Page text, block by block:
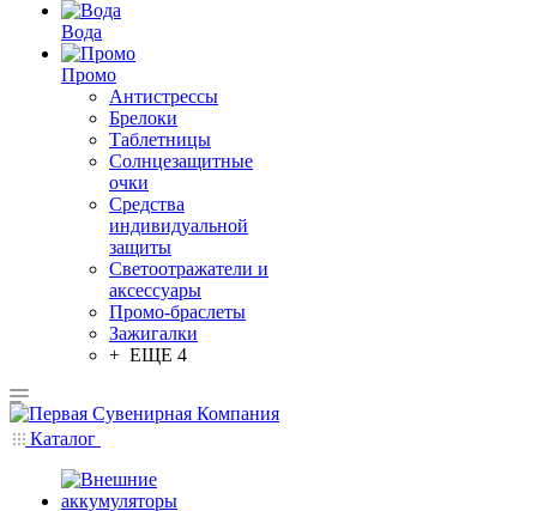
Вода
Промо
Антистрессы
Брелоки
Таблетницы
Солнцезащитные
очки
Средства
индивидуальной
защиты
Светоотражатели и
аксессуары
Промо-браслеты
Зажигалки
+ ЕЩЕ 4
Каталог